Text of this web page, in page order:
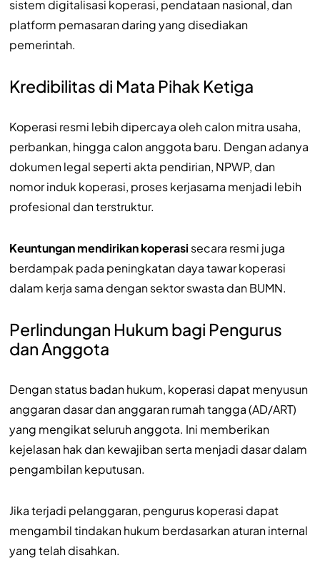
sistem digitalisasi koperasi, pendataan nasional, dan
platform pemasaran daring yang disediakan
pemerintah.
Kredibilitas di Mata Pihak Ketiga
Koperasi resmi lebih dipercaya oleh calon mitra usaha,
perbankan, hingga calon anggota baru. Dengan adanya
dokumen legal seperti akta pendirian, NPWP, dan
nomor induk koperasi, proses kerjasama menjadi lebih
profesional dan terstruktur.
Keuntungan mendirikan koperasi secara resmi juga
berdampak pada peningkatan daya tawar koperasi
dalam kerja sama dengan sektor swasta dan BUMN.
Perlindungan Hukum bagi Pengurus
dan Anggota
Dengan status badan hukum, koperasi dapat menyusun
anggaran dasar dan anggaran rumah tangga (AD/ART)
yang mengikat seluruh anggota. Ini memberikan
kejelasan hak dan kewajiban serta menjadi dasar dalam
pengambilan keputusan.
Jika terjadi pelanggaran, pengurus koperasi dapat
mengambil tindakan hukum berdasarkan aturan internal
yang telah disahkan.